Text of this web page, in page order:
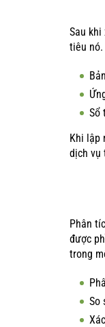
Sau
tiêu nó.
Sổ
Khi lập
dịch vụ
Phân
được
trong
So